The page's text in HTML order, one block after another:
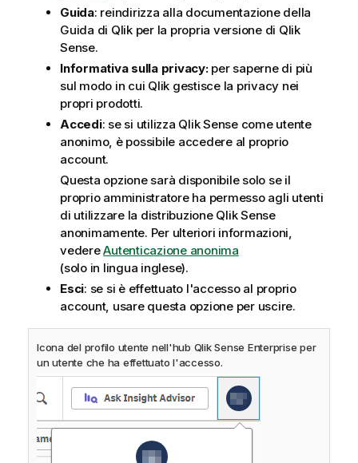
Guida: reindirizza alla documentazione della
Guida di Qlik per la propria versione di Qlik
Sense.
Informativa sulla privacy:per saperne di più
sul modo in cui Qlik gestisce la privacy nei
propri prodotti.
Accedi: se si utilizza Qlik Sensecome utente
anonimo, è possibile accedere al proprio
account.
Questa opzione sarà disponibile solo se il
proprio amministratore ha permesso agli utenti
di utilizzare la distribuzione Qlik Sense
anonimamente. Per ulteriori informazioni,
vedereAutenticazione anonima
(solo in lingua inglese).
Esci: se si è effettuato l'accesso al proprio
account, usare questa opzione per uscire.
Icona del profilo utente nell'hub Qlik Sense Enterprise per
un utente che ha effettuato l'accesso.